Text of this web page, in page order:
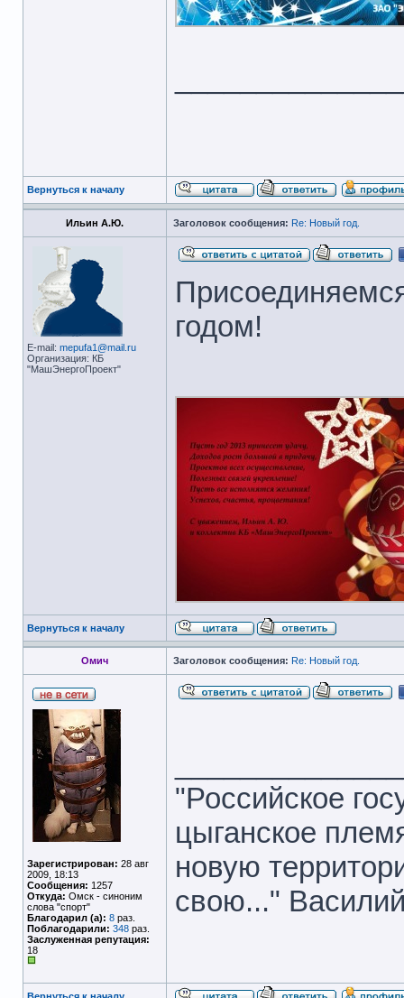
Вернуться к началу
Ильин А.Ю. Заголовок сообщения: Re: Новый год.
E-mail: mepufa1@mail.ru
Организация: КБ
"МашЭнергоПроект"
годом!
Вернуться к началу
Омич Заголовок сообщения: Re: Новый год.
Зарегистрирован: 28 авг
2009, 18:13
Сообщения: 1257
Откуда: Омск - синоним
слова "спорт"
Благодарил (а): 8 раз.
Поблагодарили: 348 раз.
Заслуженная репутация:
18
"Российское
цыганское
новую
свою..."